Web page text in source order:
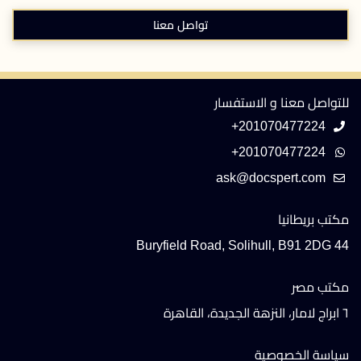
تواصل معنا
للتواصل معنا و الاستفسار
+201070477224
+201070477224
مكتب بريطانيا
44 Buryfield Road, Solihull, B91 2DG
مكتب مصر
٦ ابراج لامار، النزهة الجديدة، القاهرة
سياسة الخصوصية